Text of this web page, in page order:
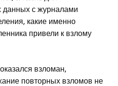
данных с журналами
какие именно
привели к взлому
взломан,
повторных взломов не